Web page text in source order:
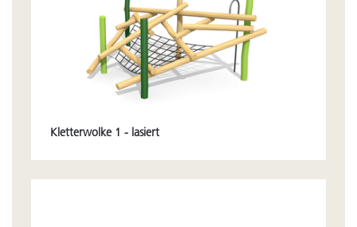
Kletterwolke 1 - lasiert